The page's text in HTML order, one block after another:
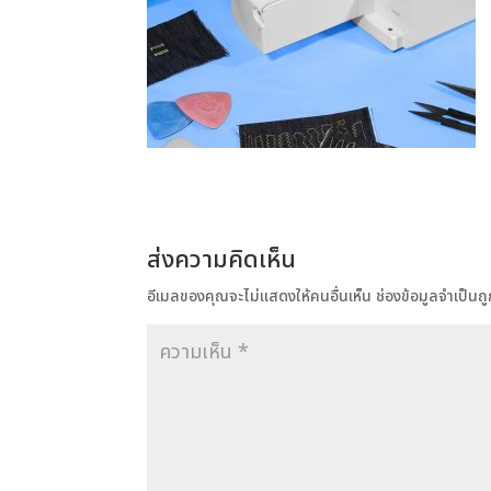
ส่งความคิดเห็น
อีเมลของคุณจะไม่แสดงให้คนอื่นเห็น ช่องข้อมูลจำเป็น